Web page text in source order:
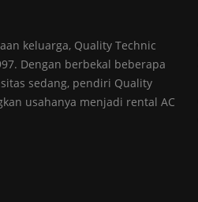
keluarga, Quality Technic
Dengan berbekal beberapa
sedang, pendiri Quality
usahanya menjadi rental AC